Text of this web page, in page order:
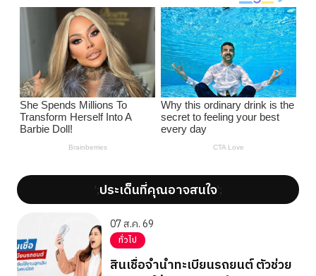
';ประเด็นที่คุณอาจสนใจ';
07 ส.ค. 69
ทั่วไป
สินเชื่อจำนำทะเบียนรถยนต์ ตัวช่วย